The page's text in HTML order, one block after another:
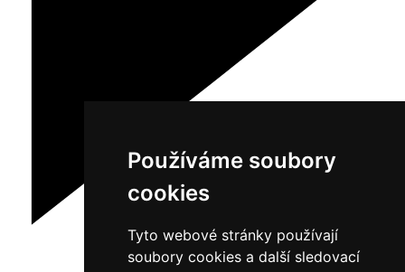
Používáme soubory
cookies
Tyto webové stránky používají
soubory cookies a další sledovací